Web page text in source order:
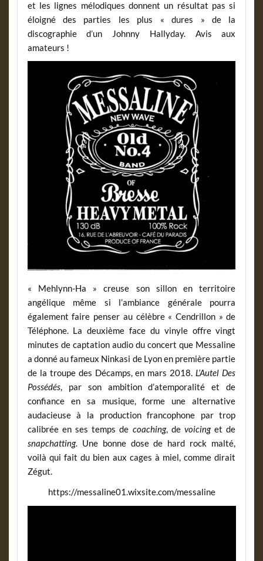
et les lignes mélodiques donnent un résultat pas si
éloigné des parties les plus « dures » de la
discographie d’un Johnny Hallyday. Avis aux
amateurs !
« Mehlynn-Ha » creuse son sillon en territoire
angélique même si l’ambiance générale pourra
également faire penser au célèbre « Cendrillon » de
Téléphone. La deuxième face du vinyle offre vingt
minutes de captation audio du concert que Messaline
a donné au fameux Ninkasi de Lyon en première partie
de la troupe des Décamps, en mars 2018. L’Autel Des
Possédés, par son ambition d’atemporalité et de
confiance en sa musique, forme une alternative
audacieuse à la production francophone par trop
calibrée en ses temps de coaching, devoicinget de
snapchatting. Une bonne dose de hard rock malté,
voilà qui fait du bien aux cages à miel, comme dirait
Zégut.
https://messaline01.wixsite.com/messaline